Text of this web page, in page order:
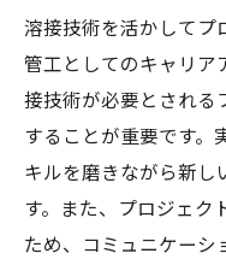
スペシャリ
配管工の専
溶接技術を
配管工事業
道
溶接技術を
溶接技術を活かしてプ
管工としてのキャリア
接技術が必要とされる
することが重要です。
キルを磨きながら新し
す。また、プロジェク
ため、コミュニケーシ